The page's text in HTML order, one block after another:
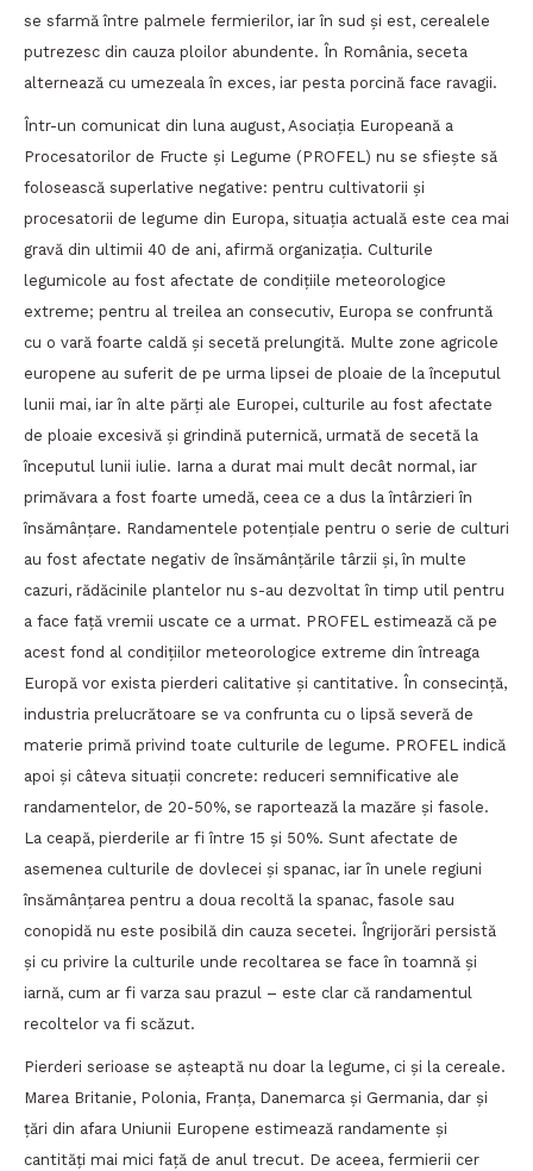
se sfarmă între palmele fermierilor, iar în sud și est, cerealele
putrezesc din cauza ploilor abundente. În România, seceta
alternează cu umezeala în exces, iar pesta porcină face ravagii.
Într-un comunicat din luna august, Asociaţia Europeană a
Procesatorilor de Fructe şi Legume (PROFEL) nu se sfiește să
folosească superlative negative: pentru cultivatorii și
procesatorii de legume din Europa, situația actuală este cea mai
gravă din ultimii 40 de ani, afirmă organizația. Culturile
legumicole au fost afectate de condițiile meteorologice
extreme; pentru al treilea an consecutiv, Europa se confruntă
cu o vară foarte caldă și secetă prelungită. Multe zone agricole
europene au suferit de pe urma lipsei de ploaie de la începutul
lunii mai, iar în alte părți ale Europei, culturile au fost afectate
de ploaie excesivă și grindină puternică, urmată de secetă la
începutul lunii iulie. Iarna a durat mai mult decât normal, iar
primăvara a fost foarte umedă, ceea ce a dus la întârzieri în
însămânțare. Randamentele potențiale pentru o serie de culturi
au fost afectate negativ de însămânțările târzii și, în multe
cazuri, rădăcinile plantelor nu s-au dezvoltat în timp util pentru
a face față vremii uscate ce a urmat. PROFEL estimează că pe
acest fond al condițiilor meteorologice extreme din întreaga
Europă vor exista pierderi calitative și cantitative. În consecință,
industria prelucrătoare se va confrunta cu o lipsă severă de
materie primă privind toate culturile de legume. PROFEL indică
apoi și câteva situații concrete: reduceri semnificative ale
randamentelor, de 20-50%, se raportează la mazăre și fasole.
La ceapă, pierderile ar fi între 15 și 50%. Sunt afectate de
asemenea culturile de dovlecei și spanac, iar în unele regiuni
însămânțarea pentru a doua recoltă la spanac, fasole sau
conopidă nu este posibilă din cauza secetei. Îngrijorări persistă
și cu privire la culturile unde recoltarea se face în toamnă și
iarnă, cum ar fi varza sau prazul – este clar că randamentul
recoltelor va fi scăzut.
Pierderi serioase se așteaptă nu doar la legume, ci și la cereale.
Marea Britanie, Polonia, Franța, Danemarca și Germania, dar și
țări din afara Uniunii Europene estimează randamente și
cantități mai mici față de anul trecut. De aceea, fermierii cer